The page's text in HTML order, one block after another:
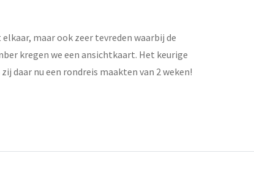
maar ook zeer tevreden waarbij de
kregen we een ansichtkaart. Het keurige
daar nu een rondreis maakten van 2 weken!